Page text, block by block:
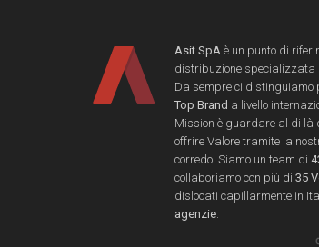
Asit SpA è un punto di
distribuzione specializzata
Da sempre ci distinguiamo
Top Brand a livello
Mission è guardare al di là
offrire Valore tramite la
corredo. Siamo un team di
collaboriamo con più di 35
dislocati capillarmente in
agenzie